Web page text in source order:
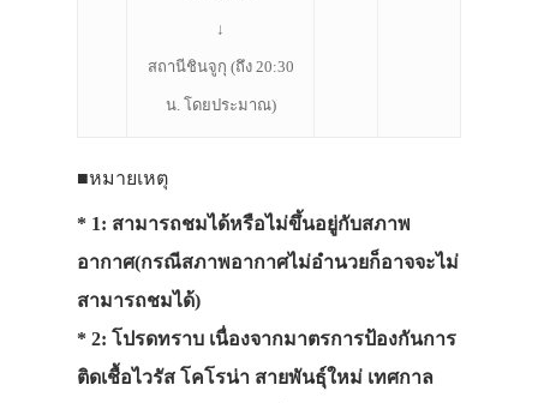
↓
สถานีชินจูกุ (ถึง 20:30
น. โดยประมาณ)
■หมายเหตุ
* 1: สามารถชมได้หรือไม่ขึ้นอยู่กับสภาพ
อากาศ(กรณีสภาพอากาศไม่อำนวยก็อาจจะไม่
สามารถชมได้)
* 2: โปรดทราบ เนื่องจากมาตรการป้องกันการ
ติดเชื้อไวรัส โคโรน่า สายพันธุ์ใหม่ เทศกาล